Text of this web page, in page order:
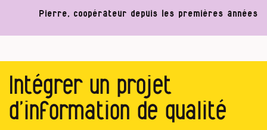
Pierre, coopérateur depuis les premières années
Intégrer un projet
d’information de qualité